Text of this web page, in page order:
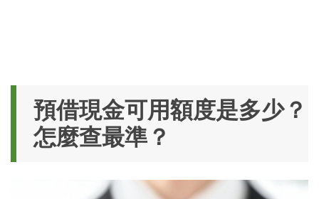
預借現金可用額度是多少？
怎麼查最準？